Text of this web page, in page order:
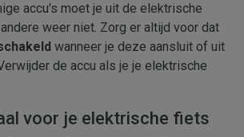
accu's moet je uit de elektrische
weer niet. Zorg er altijd voor dat
wanneer je deze aansluit of uit
de accu als je je elektrische
voor je elektrische fiets